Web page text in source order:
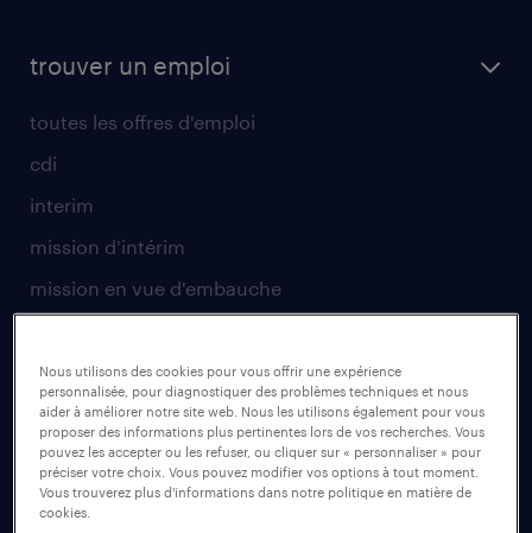
trouver un emploi
toutes les offres d'emploi
cdi
interim
mission d'intérim
mission en vue d'embauche
pour les talents
operational
professional
secteurs d’activités
Nous utilisons des cookies pour vous offrir une expérience
personnalisée, pour diagnostiquer des problèmes techniques et nous
aider à améliorer notre site web. Nous les utilisons également pour vous
proposer des informations plus pertinentes lors de vos recherches. Vous
pouvez les accepter ou les refuser, ou cliquer sur « personnaliser » pour
préciser votre choix. Vous pouvez modifier vos options à tout moment.
Vous trouverez plus d'informations dans notre politique en matière de
cookies.